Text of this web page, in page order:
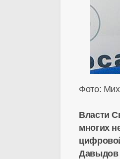
Фото:
Власти
многих
Давыдов